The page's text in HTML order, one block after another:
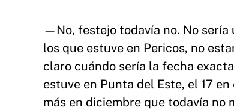
—No, festejo todavía no. No sería
los que estuve en Pericos, no
claro cuándo sería la fecha
estuve en Punta del Este, el 17
más en diciembre que todavía no